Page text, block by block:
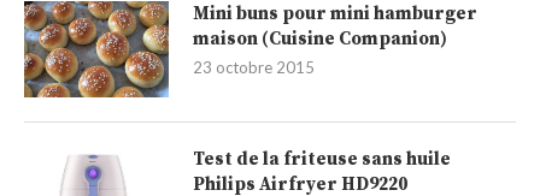
Mini buns pour mini hamburger
maison (Cuisine Companion)
23 octobre 2015
Test de la friteuse sans huile
Philips Airfryer HD9220